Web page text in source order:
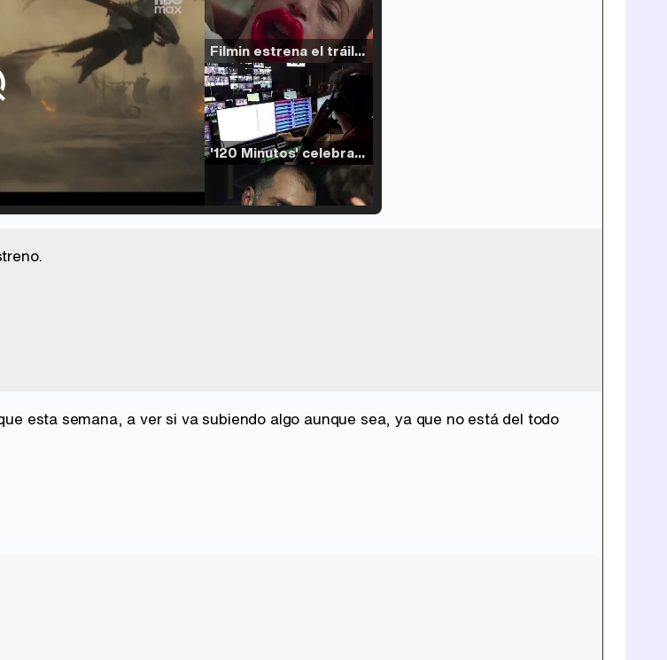
Filmin estrena el tráiler de 'Millennial Mal', su nueva comedia universitaria de la mano de Lorena Iglesias
'120 Minutos' celebra sus 2.000 programas en Telemadrid con un vídeo del día a día en la redacción
esta semana, a ver si va subiendo algo aunque sea, ya que no está del todo